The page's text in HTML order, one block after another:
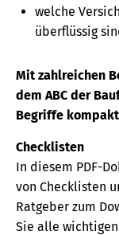
welche
überflüssig
Mit zahlreichen
dem ABC der
Begriffe
Checklisten
In diesem PDF-
von Checklisten
Ratgeber zum
Sie alle